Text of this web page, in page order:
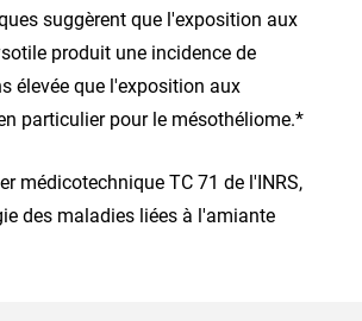
suggèrent que l'exposition aux
produit une incidence de
élevée que l'exposition aux
particulier pour le mésothéliome.*
médicotechnique TC 71 de l'INRS,
des maladies liées à l'amiante